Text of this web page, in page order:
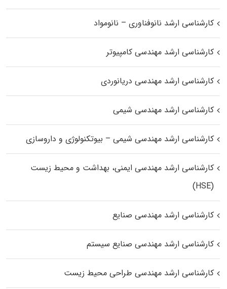
کارشناسی ارشد نانوفناوری – نانومواد
کارشناسی ارشد مهندسی کامپیوتر
کارشناسی ارشد مهندسی دریانوردی
کارشناسی ارشد مهندسی شیمی
کارشناسی ارشد مهندسی شیمی – بیوتکنولوژی و داروسازی
کارشناسی ارشد مهندسی ایمنی، بهداشت و محیط زیست
(HSE)
کارشناسی ارشد مهندسی صنایع
کارشناسی ارشد مهندسی صنایع سیستم
کارشناسی ارشد مهندسی طراحی محیط زیست